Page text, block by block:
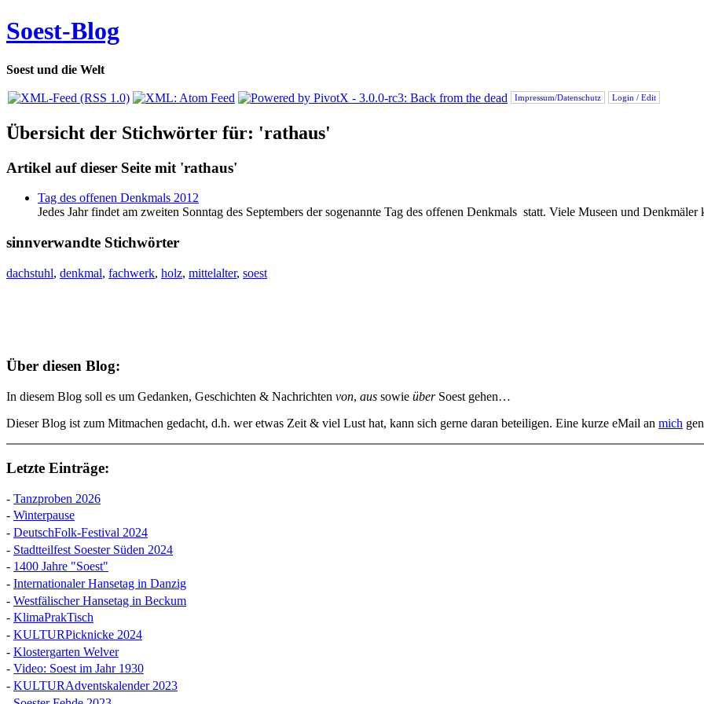
Soest-Blog
Soest und die Welt
Impressum/Datenschutz Login / Edit
Übersicht der Stichwörter für: 'rathaus'
Artikel auf dieser Seite mit 'rathaus'
Tag des offenen Denkmals 2012
Jedes Jahr findet am zweiten Sonntag des Septembers der sogenannte Tag des offenen Denkmals statt. Viele Museen und
sinnverwandte Stichwörter
dachstuhl, denkmal, fachwerk, holz, mittelalter, soest
Über diesen Blog:
In diesem Blog soll es um Gedanken, Geschichten & Nachrichten von, aus sowie überSoest gehen…
Dieser Blog ist zum Mitmachen gedacht, d.h. wer etwas Zeit & viel Lust hat, kann sich gerne daran beteiligen. Eine kurze eMail an mich
Letzte Einträge:
- Tanzproben 2026
- Winterpause
- DeutschFolk-Festival 2024
- Stadtteilfest Soester Süden 2024
- 1400 Jahre "Soest"
- Internationaler Hansetag in Danzig
- Westfälischer Hansetag in Beckum
- KlimaPrakTisch
- KULTURPicknicke 2024
- Klostergarten Welver
- Video: Soest im Jahr 1930
- KULTURAdventskalender 2023